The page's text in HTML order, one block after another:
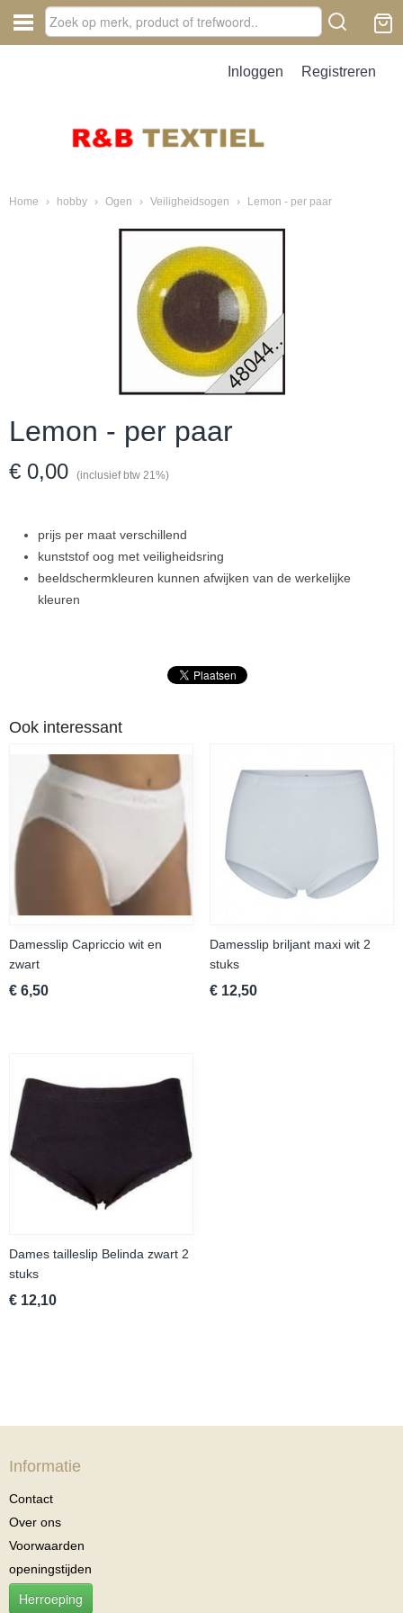
Inloggen Registreren
Home › hobby › Ogen › Veiligheidsogen › Lemon - per paar
Lemon - per paar
€ 0,00 (inclusief btw 21%)
prijs per maat verschillend
kunststof oog met veiligheidsring
beeldschermkleuren kunnen afwijken van de werkelijke
kleuren
Ook interessant
Damesslip Capriccio wit en
zwart
€ 6,50
Damesslip briljant maxi wit 2
stuks
€ 12,50
Dames tailleslip Belinda zwart 2
stuks
€ 12,10
Informatie
Contact
Over ons
Voorwaarden
openingstijden
Herroeping